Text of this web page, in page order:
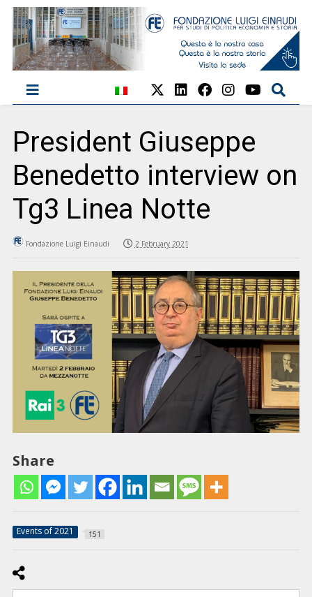
President Giuseppe
Benedetto interview on
Tg3 Linea Notte
Fondazione Luigi Einaudi 2 February 2021
Share
Events of 2021 151